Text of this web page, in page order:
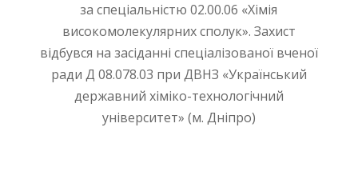
за спеціальністю 02.00.06 «Хімія
високомолекулярних сполук». Захист
відбувся на засіданні спеціалізованої вченої
ради Д 08.078.03 при ДВНЗ «Український
державний хіміко-технологічний
університет» (м. Дніпро)